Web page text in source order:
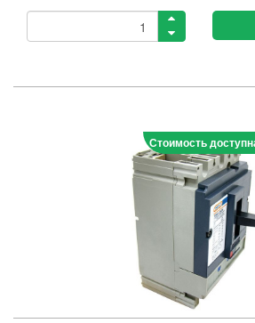
Стоимость